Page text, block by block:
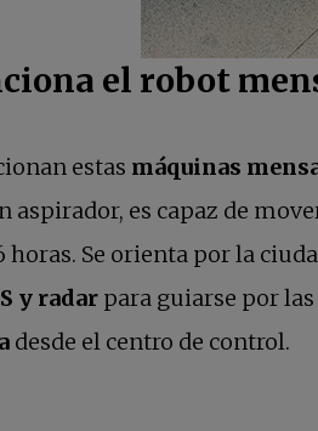
el robot
estas máquinas
aspirador, es capaz de
horas. Se orienta por la
y radar para guiarse por
desde el centro de control.